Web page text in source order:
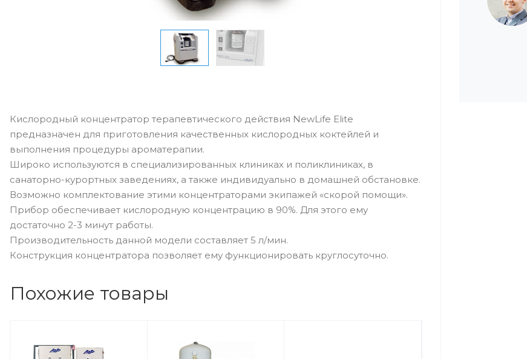
Кислородный концентратор терапевтического действия NewLife Elite
предназначен для приготовления качественных кислородных коктейлей и
выполнения процедуры ароматерапии.
Широко используются в специализированных клиниках и поликлиниках, в
санаторно-курортных заведениях, а также индивидуально в домашней обстановке.
Возможно комплектование этими концентраторами экипажей «скорой помощи».
Прибор обеспечивает кислородную концентрацию в 90%. Для этого ему
достаточно 2-3 минут работы.
Производительность данной модели составляет 5 л/мин.
Конструкция концентратора позволяет ему функционировать круглосуточно.
Похожие товары